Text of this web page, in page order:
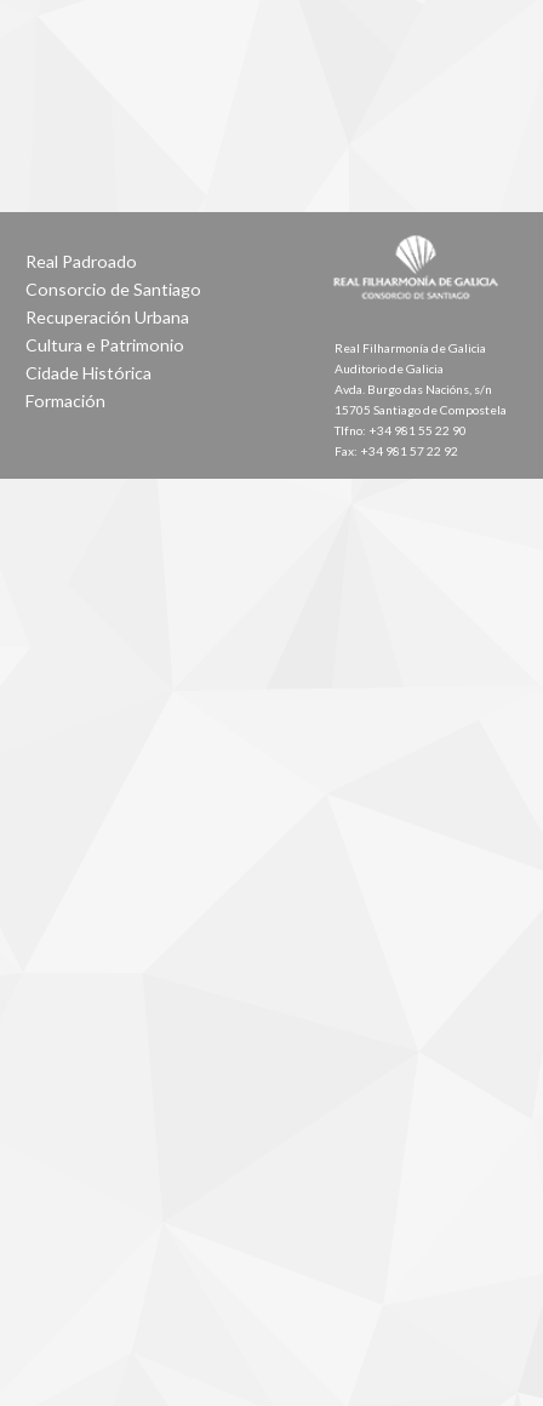
Real Padroado
Consorcio de Santiago
Recuperación Urbana
Cultura e Patrimonio
Cidade Histórica
Formación
Real Filharmonía de Galicia
Auditorio de Galicia
Avda. Burgo das Nacións, s/n
15705 Santiago de Compostela
Tlfno: +34 981 55 22 90
Fax: +34 981 57 22 92